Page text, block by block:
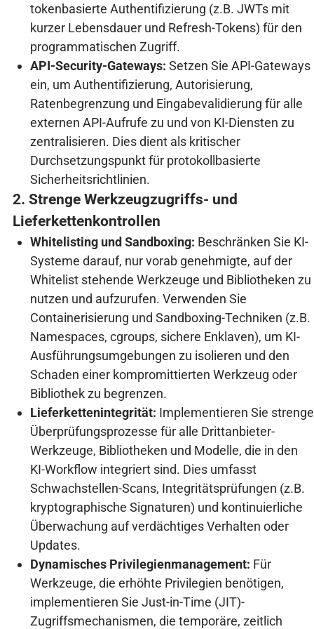
tokenbasierte Authentifizierung (z.B. JWTs mit
kurzer Lebensdauer und Refresh-Tokens) für den
programmatischen Zugriff.
API-Security-Gateways: Setzen Sie API-Gateways
ein, um Authentifizierung, Autorisierung,
Ratenbegrenzung und Eingabevalidierung für alle
externen API-Aufrufe zu und von KI-Diensten zu
zentralisieren. Dies dient als kritischer
Durchsetzungspunkt für protokollbasierte
Sicherheitsrichtlinien.
2. Strenge Werkzeugzugriffs- und
Lieferkettenkontrollen
Whitelisting und Sandboxing: Beschränken Sie KI-
Systeme darauf, nur vorab genehmigte, auf der
Whitelist stehende Werkzeuge und Bibliotheken zu
nutzen und aufzurufen. Verwenden Sie
Containerisierung und Sandboxing-Techniken (z.B.
Namespaces, cgroups, sichere Enklaven), um KI-
Ausführungsumgebungen zu isolieren und den
Schaden einer kompromittierten Werkzeug oder
Bibliothek zu begrenzen.
Lieferkettenintegrität: Implementieren Sie strenge
Überprüfungsprozesse für alle Drittanbieter-
Werkzeuge, Bibliotheken und Modelle, die in den
KI-Workflow integriert sind. Dies umfasst
Schwachstellen-Scans, Integritätsprüfungen (z.B.
kryptographische Signaturen) und kontinuierliche
Überwachung auf verdächtiges Verhalten oder
Updates.
Dynamisches Privilegienmanagement: Für
Werkzeuge, die erhöhte Privilegien benötigen,
implementieren Sie Just-in-Time (JIT)-
Zugriffsmechanismen, die temporäre, zeitlich